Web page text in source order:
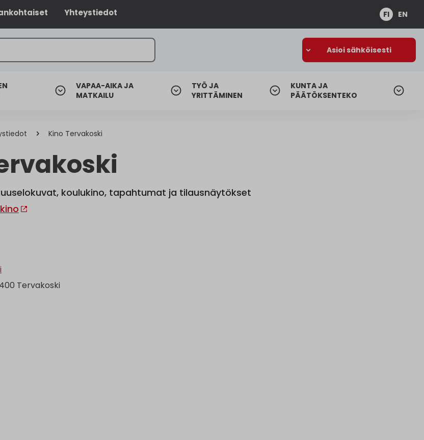
Yhteystiedot FI EN
Asioi sähköisesti
VAPAA-AIKA JA
MATKAILU
TYÖ JA
YRITTÄMINEN
KUNTA JA
PÄÄTÖKSENTEKO
Kino Tervakoski
koulukino, tapahtumat ja tilausnäytökset
Tervakoski